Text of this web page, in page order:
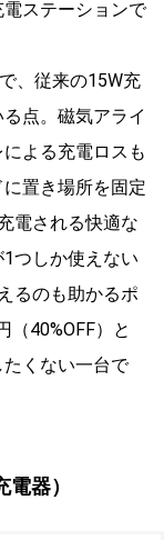
ステーションで
、従来の15W充
点。磁気アライ
よる充電ロスも
置き場所を固定
電される快適な
つしか使えない
るのも助かるポ
40%OFF）と
くない一台で
器）